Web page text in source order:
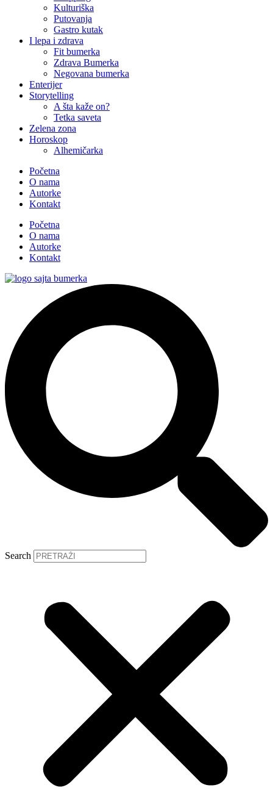
Kulturiška
Putovanja
Gastro kutak
I lepa i zdrava
Fit bumerka
Zdrava Bumerka
Negovana bumerka
Enterijer
Storytelling
A šta kaže on?
Tetka saveta
Zelena zona
Horoskop
Alhemičarka
Početna
O nama
Autorke
Kontakt
Početna
O nama
Autorke
Kontakt
Search